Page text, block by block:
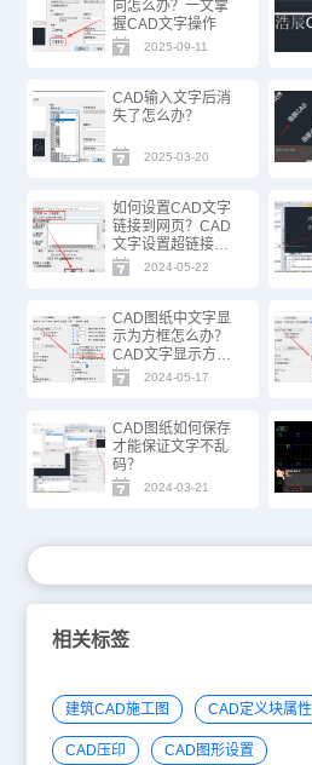
向怎么办？一文掌
握CAD文字操作
2025-09-11
CAD输入文字后消
失了怎么办？
2025-03-20
如何设置CAD文字
链接到网页？CAD
文字设置超链接方
法技巧2024-05-22
CAD图纸中文字显
示为方框怎么办？
CAD文字显示方框
的解决办法
2024-05-17
CAD图纸如何保存
才能保证文字不乱
码？
2024-03-21
相关标签
建筑CAD施工图 CAD定义块属性
CAD压印 CAD图形设置